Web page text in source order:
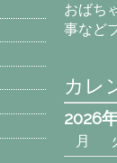
おばち
事など
カレ
2026
月